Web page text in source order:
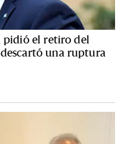
pidió el retiro del
una ruptura